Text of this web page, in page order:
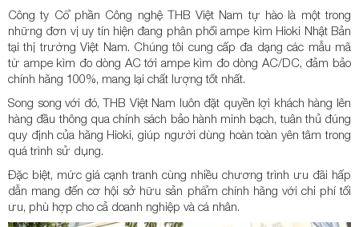
Công ty Cổ phần Công nghệ THB Việt Nam tự hào là một trong
những đơn vị uy tín hiện đang phân phối ampe kìm Hioki Nhật Bản
tại thị trường Việt Nam. Chúng tôi cung cấp đa dạng các mẫu mã
từ ampe kìm đo dòng AC tới ampe kìm đo dòng AC/DC, đảm bảo
chính hãng 100%, mang lại chất lượng tốt nhất.
Song song với đó, THB Việt Nam luôn đặt quyền lợi khách hàng lên
hàng đầu thông qua chính sách bảo hành minh bạch, tuân thủ đúng
quy định của hãng Hioki, giúp người dùng hoàn toàn yên tâm trong
quá trình sử dụng.
Đặc biệt, mức giá cạnh tranh cùng nhiều chương trình ưu đãi hấp
dẫn mang đến cơ hội sở hữu sản phẩm chính hãng với chi phí tối
ưu, phù hợp cho cả doanh nghiệp và cá nhân.